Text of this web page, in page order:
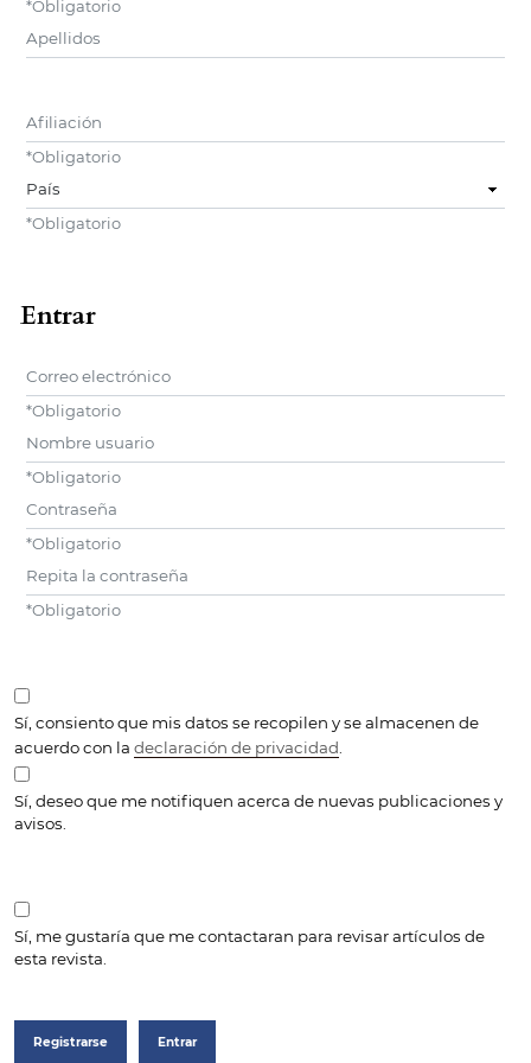
*Obligatorio
##user.middleName##
Afiliación
*Obligatorio
País
*Obligatorio
Entrar
Correo electrónico
*Obligatorio
Nombre usuario
*Obligatorio
Contraseña
*Obligatorio
Repita la contraseña
*Obligatorio
Sí, consiento que mis datos se recopilen y se almacenen de
acuerdo con la declaración de privacidad
Sí, deseo que me notifiquen acerca de nuevas publicaciones y
avisos.
Sí, me gustaría que me contactaran para revisar artículos de
esta revista.
Registrarse Entrar